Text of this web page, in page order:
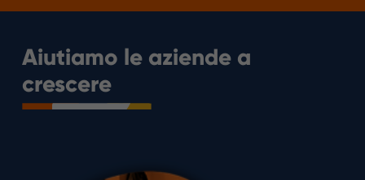
Aiutiamo le aziende a
crescere